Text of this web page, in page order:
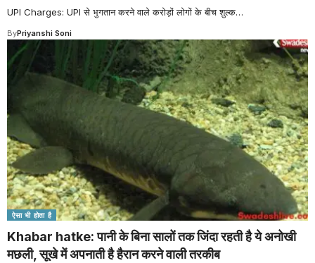
UPI Charges: UPI से भुगतान करने वाले करोड़ों लोगों के बीच शुल्क…
ByPriyanshi Soni
ऐसा भी होता है
Khabar hatke: पानी के बिना सालों तक जिंदा रहती है ये अनोखी
मछली, सूखे में अपनाती है हैरान करने वाली तरकीब